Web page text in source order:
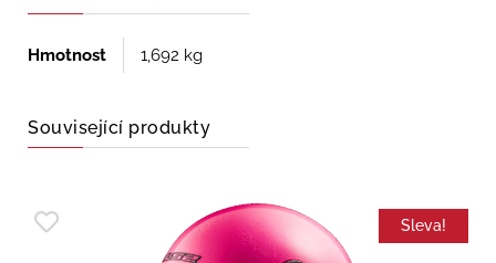
Hmotnost 1,692 kg
Související produkty
Sleva!